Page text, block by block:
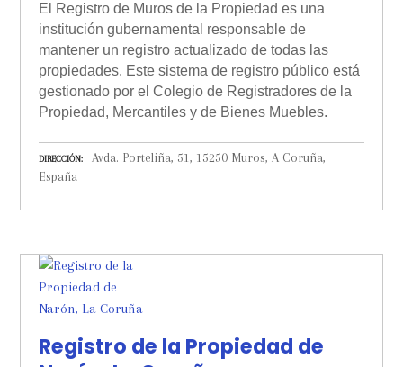
El Registro de Muros de la Propiedad es una
institución gubernamental responsable de
mantener un registro actualizado de todas las
propiedades. Este sistema de registro público está
gestionado por el Colegio de Registradores de la
Propiedad, Mercantiles y de Bienes Muebles.
DIRECCIÓN
Avda. Porteliña, 51, 15250 Muros, A Coruña,
España
Registro de la Propiedad de